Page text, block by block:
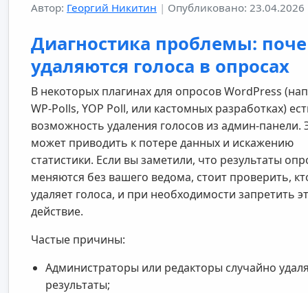
Автор: Георгий Никитин | Опубликовано: 23.04.2026
Диагностика проблемы:
удаляются голоса в опросах
В некоторых плагинах для опросов WordPress
WP-Polls, YOP Poll, или кастомных разработках)
возможность удаления голосов из админ-панели.
может приводить к потере данных и искажению
статистики. Если вы заметили, что результаты
меняются без вашего ведома, стоит проверить,
удаляет голоса, и при необходимости запретить
действие.
Частые причины:
Администраторы или редакторы случайно
результаты;